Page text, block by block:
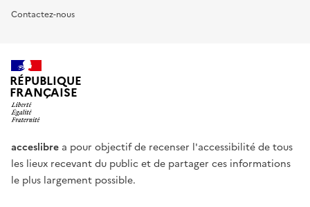
Contactez-nous
RÉPUBLIQUE
FRANÇAISE
acceslibre a pour objectif de recenser l'accessibilité de tous
les lieux recevant du public et de partager ces informations
le plus largement possible.